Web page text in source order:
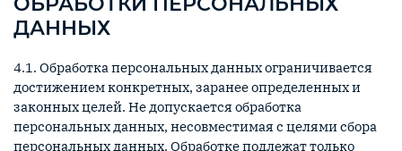
ДАННЫХ
4.1. Обработка персональных данных ограничивается
достижением конкретных, заранее определенных и
законных целей. Не допускается обработка
персональных данных, несовместимая с целями сбора
персональных данных. Обработке подлежат только